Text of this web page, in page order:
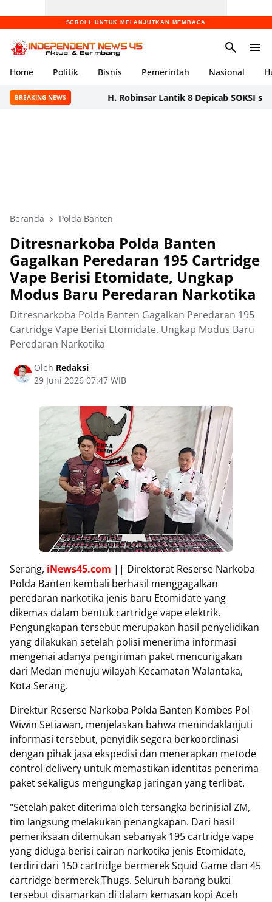
SCROLL UNTUK MELANJUTKAN MEMBACA
Home Politik Bisnis Pemerintah Nasional
BREAKING NEWSH. Robinsar Lantik 8 Depicab SOKSI se-Banten,
Beranda Polda Banten
Ditresnarkoba Polda Banten
Gagalkan Peredaran 195 Cartridge
Vape Berisi Etomidate, Ungkap
Modus Baru Peredaran Narkotika
Ditresnarkoba Polda Banten Gagalkan Peredaran 195
Cartridge Vape Berisi Etomidate, Ungkap Modus Baru
Peredaran Narkotika
Oleh Redaksi
29 Juni 2026 07:47 WIB
Serang, iNews45.com || Direktorat Reserse Narkoba
Polda Banten kembali berhasil menggagalkan
peredaran narkotika jenis baru Etomidate yang
dikemas dalam bentuk cartridge vape elektrik.
Pengungkapan tersebut merupakan hasil penyelidikan
yang dilakukan setelah polisi menerima informasi
mengenai adanya pengiriman paket mencurigakan
dari Medan menuju wilayah Kecamatan Walantaka,
Kota Serang.
Direktur Reserse Narkoba Polda Banten Kombes Pol
Wiwin Setiawan, menjelaskan bahwa menindaklanjuti
informasi tersebut, penyidik segera berkoordinasi
dengan pihak jasa ekspedisi dan menerapkan metode
control delivery untuk memastikan identitas penerima
paket sekaligus mengungkap jaringan yang terlibat.
"Setelah paket diterima oleh tersangka berinisial ZM,
tim langsung melakukan penangkapan. Dari hasil
pemeriksaan ditemukan sebanyak 195 cartridge vape
yang diduga berisi cairan narkotika jenis Etomidate,
terdiri dari 150 cartridge bermerek Squid Game dan 45
cartridge bermerek Thugs. Seluruh barang bukti
tersebut disamarkan di dalam kemasan kopi Aceh